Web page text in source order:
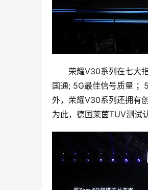
荣耀V30系列在七大
国通; 5G最佳信号质量
外，荣耀V30系列还拥有
为此，德国莱茵TUV测试